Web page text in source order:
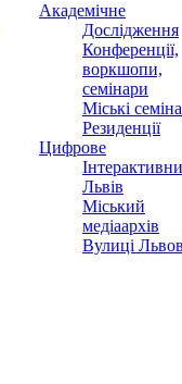
Академічне
Дослідження
Конференції,
воркшопи,
семінари
Міські
Резиденції
Цифрове
Львів
Міський
медіаархів
Вулиці